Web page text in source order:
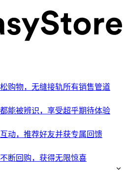
购物，无缝接轨所有销售管道
能被辨识，享受超乎期待体验
动，推荐好友并获专属回馈
断回购，获得无限惊喜